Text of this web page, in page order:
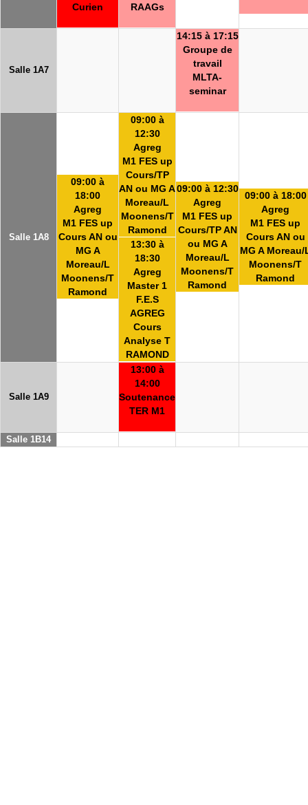
Curien RAAGs
Salle 1A7
14:15 à 17:15
Groupe de
travail
MLTA-
seminar
Salle 1A8
09:00 à
18:00
Agreg
M1 FES up
Cours AN ou
MG A
Moreau/L
Moonens/T
Ramond
09:00 à
12:30
Agreg
M1 FES up
Cours/TP
AN ou MG A
Moreau/L
Moonens/T
Ramond
13:30 à
18:30
Agreg
Master 1
F.E.S
AGREG
Cours
Analyse T
RAMOND
09:00 à 12:30
Agreg
M1 FES up
Cours/TP AN
ou MG A
Moreau/L
Moonens/T
Ramond
09:00 à 18:00
Agreg
M1 FES up
Cours AN ou
MG A Moreau/
Moonens/T
Ramond
Salle 1A9
13:00 à
14:00
Soutenance
TER M1
Salle 1B14